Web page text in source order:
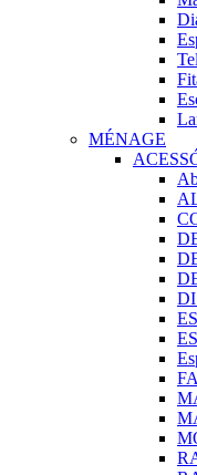
MÉNAGE